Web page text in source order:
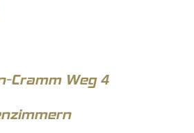
Cramm Weg 4